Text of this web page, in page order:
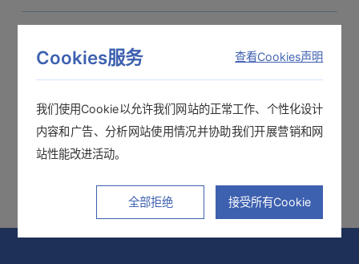
02.LCR的使用方法：基础知识
03.各种电子元件的测量方法
Cookies服务 查看Cookies声明
我们使用Cookie以允许我们网站的正常工作、个性化设计
内容和广告、分析网站使用情况并协助我们开展营销和网
站性能改进活动。
全部拒绝 接受所有Cookie